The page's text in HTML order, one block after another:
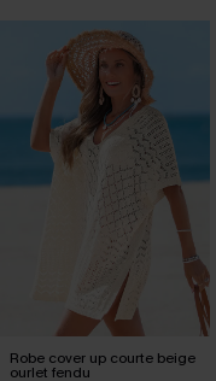
Robe cover up courte beige
ourlet fendu